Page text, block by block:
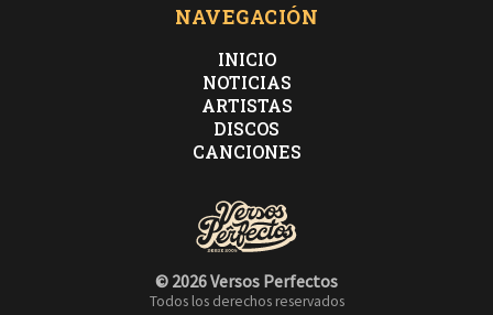
NAVEGACIÓN
INICIO
NOTICIAS
ARTISTAS
DISCOS
CANCIONES
© 2026 Versos Perfectos
Todos los derechos reservados